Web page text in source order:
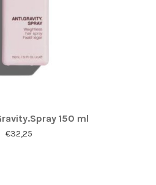
150 ml
€32,25